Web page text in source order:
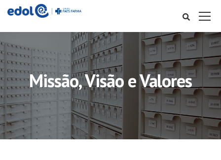
Missão, Visão e Valores